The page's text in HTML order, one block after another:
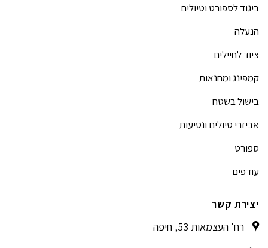
ביגוד לספורט וטיולים
הנעלה
ציוד לחיילים
קמפינג ומחנאות
בישול בשטח
אביזרי טיולים ונסיעות
ספורט
עודפים
יצירת קשר
רח' העצמאות 53, חיפה